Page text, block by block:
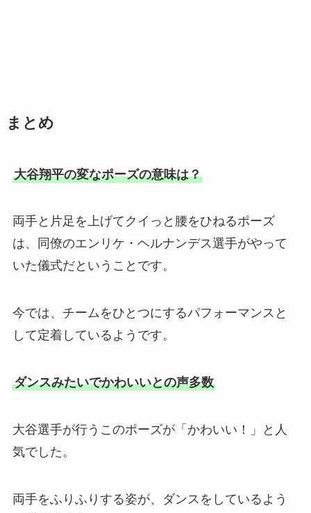
まとめ
大谷翔平の変なポーズの意味は？
両手と片足を上げてクイっと腰をひねるポーズ
は、同僚のエンリケ・ヘルナンデス選手がやって
いた儀式だということです。
今では、チームをひとつにするパフォーマンスと
して定着しているようです。
ダンスみたいでかわいいとの声多数
大谷選手が行うこのポーズが「かわいい！」と人
気でした。
両手をふりふりする姿が、ダンスをしているよう